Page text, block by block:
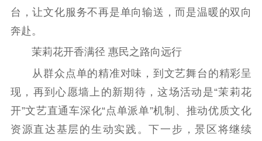
台，让文化服务不再是单向输送，而是温暖的双向
奔赴。
茉莉花开香满径 惠民之路向远行
从群众点单的精准对味，到文艺舞台的精彩呈
现，再到心愿墙上的新期待，这场活动是“茉莉花
开”文艺直通车深化“点单派单”机制、推动优质文化
资源直达基层的生动实践。下一步，景区将继续